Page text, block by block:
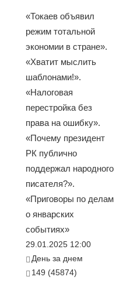
«Токаев объявил
режим тотальной
экономии в стране».
«Хватит мыслить
шаблонами!».
«Налоговая
перестройка без
права на ошибку».
«Почему президент
РК публично
поддержал народного
писателя?».
«Приговоры по делам
о январских
событиях»
29.01.2025 12:00
День за днем
149 (45874)